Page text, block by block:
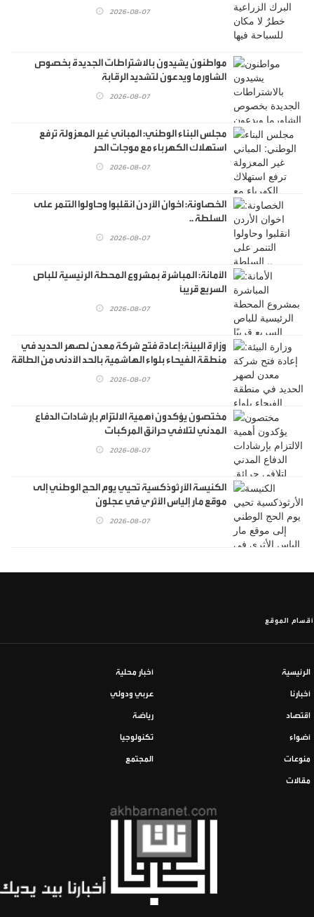
2026-08-07
مواطنون يشيدون بالاشتراطات الجديدة بخصوص
الشاورما ويدعون لتشديد الرقابة
2026-08-07
مجلس البناء الوطني: المباني غير المعزولة ترفع
استهلاك الكهرباء مع موجات الحر
2026-08-07
الخصاونة: اخوان الأردن انقلبوا وحاولوا التنمر على
السلطة ..
2026-08-07
الأمانة: المباشرة بمشروع المحطة الرئيسية للباص
السريع قريبًا
2026-08-07
وزارة البيئة: إعادة فتح شركة معدن لصهر الحديد في
منطقة الفيحاء بلواء الهاشمية بالحد الأدنى من الطاقة
2026-08-07
مختصون يؤكدون أهمية الالتزام بإرشادات الدفاع
المدني لتلافي حرائق المركبات
2026-08-07
الكنيسة الأرثوذكسية تحيي يوم الحج الوطني إلى
موقع مار إلياس الأثري في عجلون
2026-08-07
أقسام الموقع
الرئيسية أخبار محلية
أخبارنا عربي ودولي
اقتصاد رياضة
أضواء تكنولوجيا
منوعات المجتمع
مقالات